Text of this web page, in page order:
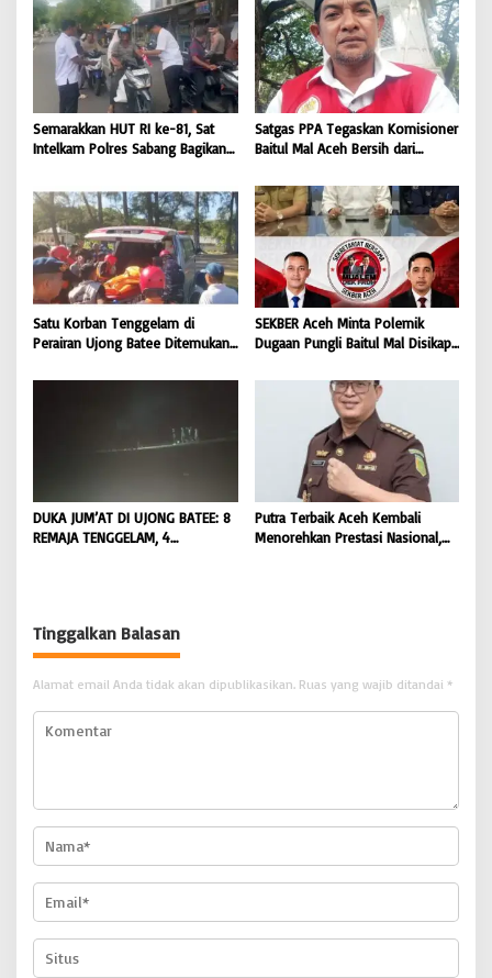
Semarakkan HUT RI ke-81, Sat
Intelkam Polres Sabang Bagikan
Masyarakat |
BONGKAR’Perkara.com
Satgas PPA Tegaskan Komisioner
Baitul Mal Aceh Bersih dari
Masyarakat Diminta Hentikan
Penyebaran Hoaks | BONGKAR
‘Perkara.com
Satu Korban Tenggelam di
Perairan Ujong Batee Ditemukan,
Pencarian Satu Korban Lain |
SEKBER Aceh Minta Polemik
Dugaan Pungli Baitul Mal Disikapi
Hukum terhadap Oknum |
BONGKAR ‘Perkara.com
DUKA JUM’AT DI UJONG BATEE: 8
REMAJA TENGGELAM, 4
Putra Terbaik Aceh Kembali
Menorehkan Prestasi Nasional,
Tinggalkan Balasan
Alamat email Anda tidak akan dipublikasikan. Ruas yang wajib ditandai *